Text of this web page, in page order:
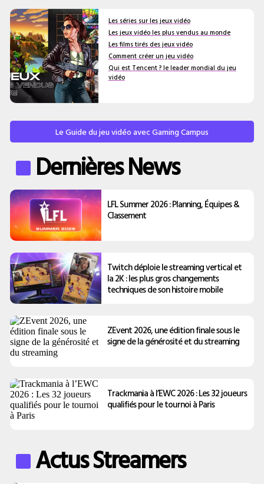
Les séries sur les jeux vidéo
Les jeux vidéo les plus vendus au monde
Les films tirés des jeux vidéo
Comment créer un jeu vidéo
Qui est Tencent ? le leader mondial du jeu
vidéo
Le Guide du jeu vidéo avec Gaming Campus
Dernières News
LFL Summer 2026 : Planning, Équipes &
Classement
Twitch déploie le streaming vertical et
la 2K : les plus gros changements
techniques de son histoire mobile
ZEvent 2026, une édition finale sous le
signe de la générosité et du streaming
Trackmania à l’EWC 2026 : Les 32 joueurs
qualifiés pour le tournoi à Paris
Actus Streamers